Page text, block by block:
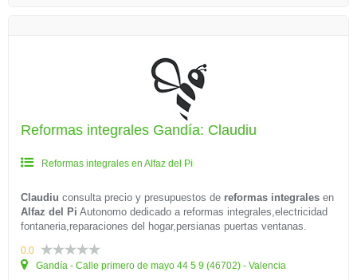
Reformas integrales Gandía: Claudiu
Reformas integrales en Alfaz del Pi
Claudiu consulta precio y presupuestos de reformas integrales en
Alfaz del Pi Autonomo dedicado a reformas integrales,electricidad
fontaneria,reparaciones del hogar,persianas puertas ventanas.
0.0
Gandía - Calle primero de mayo 44 5 9 (46702) - Valencia